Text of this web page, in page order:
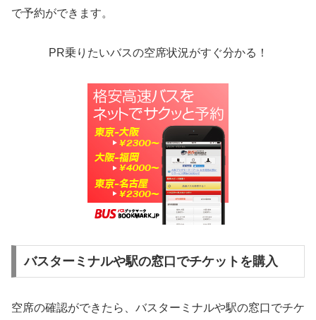
で予約ができます。
PR乗りたいバスの空席状況がすぐ分かる！
バスターミナルや駅の窓口でチケットを購入
空席の確認ができたら、バスターミナルや駅の窓口でチケ